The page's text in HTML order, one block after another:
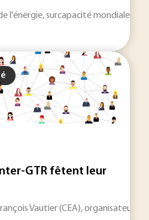
l'énergie, surcapacité mondiale
GTR fêtent leur
Vautier (CEA), organisateur